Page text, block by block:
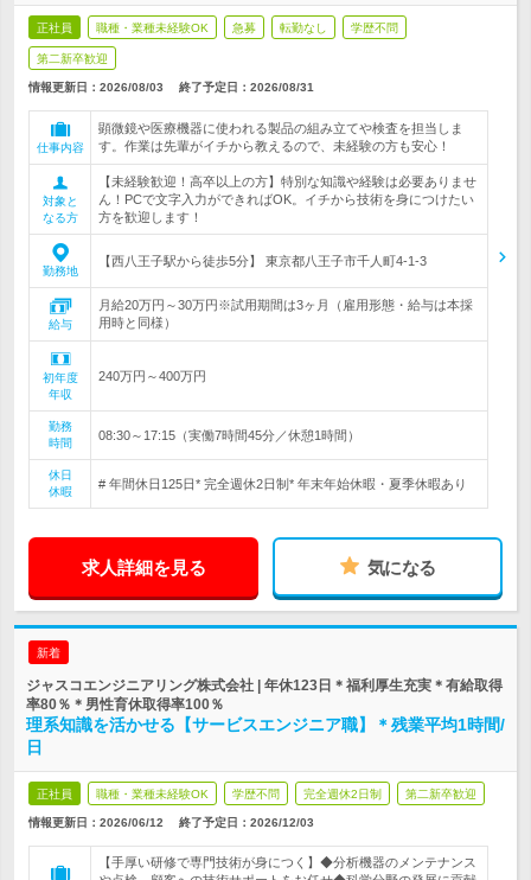
正社員 職種・業種未経験OK 急募 転勤なし 学歴不問
第二新卒歓迎
情報更新日：2026/08/03 終了予定日： 2026/08/31
仕事内容
顕微鏡や医療機器に使われる製品の組み立てや検査を担当しま
す。作業は先輩がイチから教えるので、未経験の方も安心！
対象と
なる方
【未経験歓迎！高卒以上の方】特別な知識や経験は必要ありませ
ん！PCで文字入力ができればOK。イチから技術を身につけたい
方を歓迎します！
勤務地
【西八王子駅から徒歩5分】 東京都八王子市千人町4-1-3
給与
月給20万円～30万円※試用期間は3ヶ月（雇用形態・給与は本採
用時と同様）
初年度
年収
240万円～400万円
勤務
時間
08:30～17:15（実働7時間45分／休憩1時間）
休日
休暇
# 年間休日125日* 完全週休2日制* 年末年始休暇・夏季休暇あり
求人詳細を見る 気になる
新着
ジャスコエンジニアリング株式会社 | 年休123日＊福利厚生充実＊有給取得
率80％＊男性育休取得率100％
理系知識を活かせる【サービスエンジニア職】＊残業平均1時間/
日
正社員 職種・業種未経験OK 学歴不問 完全週休2日制 第二新卒歓迎
情報更新日：2026/06/12 終了予定日： 2026/12/03
【手厚い研修で専門技術が身につく】◆分析機器のメンテナンス